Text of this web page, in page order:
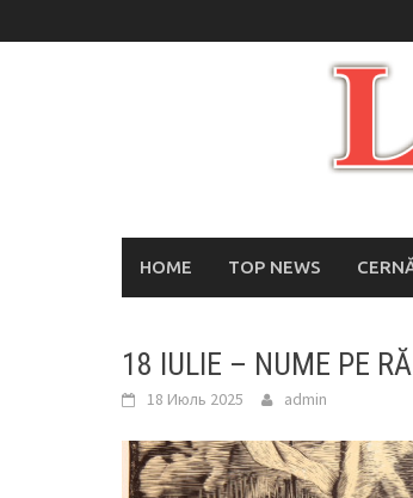
to
HOME TOP NEWS
18 IULIE – NUME PE
18 Июль 2025 admin